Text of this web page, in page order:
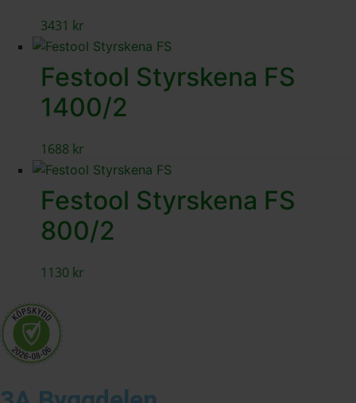
3431 kr
Festool Styrskena FS
1400/2
1688 kr
Festool Styrskena FS
800/2
1130 kr